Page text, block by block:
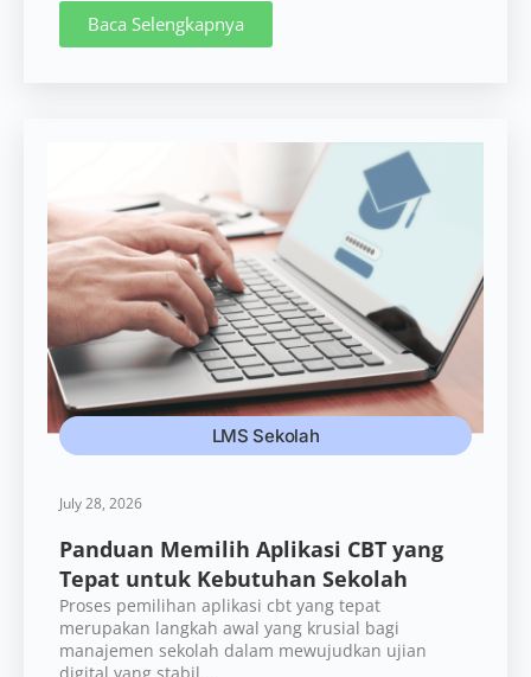
Baca Selengkapnya
LMS Sekolah
July 28, 2026
Panduan Memilih Aplikasi CBT yang
Tepat untuk Kebutuhan Sekolah
Proses pemilihan aplikasi cbt yang tepat
merupakan langkah awal yang krusial bagi
manajemen sekolah dalam mewujudkan ujian